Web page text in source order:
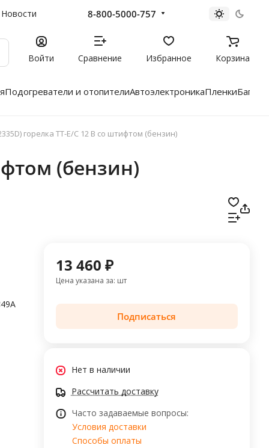
Новости 8-800-5000-757
Войти Сравнение Избранное Корзина
Подогреватели и отопителиАвтоэлектроникаПленки
горелка ТТ-E/C 12 B со штифтом (бензин)
(бензин)
13 460 ₽
Цена указана за: шт
Подписаться
Нет в наличии
Рассчитать доставку
Часто задаваемые вопросы:
Условия доставки
Способы оплаты